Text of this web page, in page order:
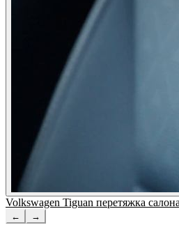
Volkswagen Tiguan перетяжка
← →